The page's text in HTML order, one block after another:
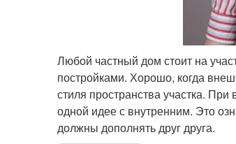
Любой частный дом стоит на
постройками. Хорошо, когда
стиля пространства участка.
одной идее с внутренним. Это
должны дополнять друг друга.